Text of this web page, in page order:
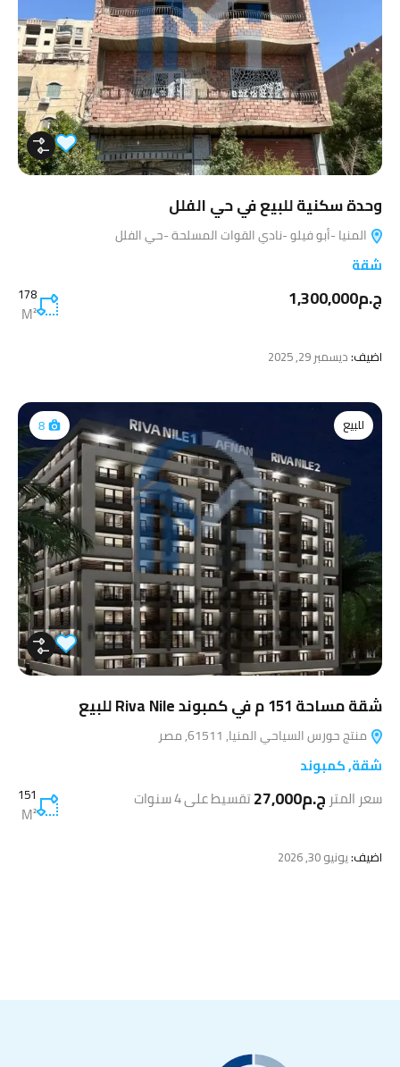
وحدة سكنية للبيع في حي الفلل
المنيا -أبو فيلو -نادي القوات المسلحة -حي الفلل
شقة
ج.م1,300,000 178
M²
اضيف:ديسمبر 29, 2025
للبيع 8
شقة مساحة 151 م في كمبوند Riva Nile للبيع
منتج حورس السياحي المنيا, 61511, مصر
شقة,كمبوند
سعر المتر ج.م27,000 تقسيط على 4 سنوات 151
M²
اضيف:يونيو 30, 2026